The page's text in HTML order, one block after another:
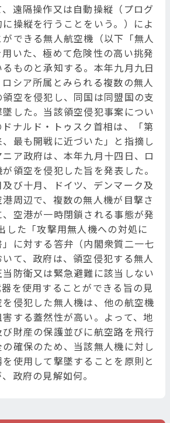
遠隔操作又は自動操縦（プログ
操縦を行うことをいう。）によ
できる無人航空機（以下「無人
いた、極めて危険性の高い挑発
ものと承知する。本年九月九日
シア所属とみられる複数の無人
空を侵犯し、同国は同盟国の支
した。当該領空侵犯事案につい
ナルド・トゥスク首相は、「第
最も開戦に近づいた」と指摘し
ア政府は、本年九月十四日、ロ
領空を侵犯した旨を発表した。
び十月、ドイツ、デンマーク及
周辺で、複数の無人機が目撃さ
空港が一時閉鎖される事態が発
した「攻撃用無人機への対処に
に対する答弁（内閣衆質二一七
て、政府は、領空侵犯する無人
防衛又は緊急避難に該当しない
を使用することができる旨の見
侵犯した無人機は、他の航空機
する蓋然性が高い。よって、地
財産の保護並びに航空路を飛行
確保のため、当該無人機に対し
使用して撃墜することを原則と
政府の見解如何。